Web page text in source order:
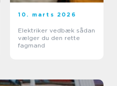
10. marts 2026
Elektriker vedbæk sådan
vælger du den rette
fagmand